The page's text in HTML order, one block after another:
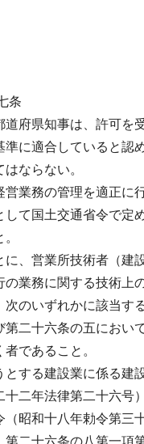
条
道府県知事は、許可を
準に適合していると認
ならない。
業務の管理を適正に
して国土交通省令で定
、営業所技術者（建
の業務に関する技術上
のいずれかに該当す
第二十六条の五におい
であること。
する建設業に係る建
十二年法律第二十六号
昭和十八年勅令第三